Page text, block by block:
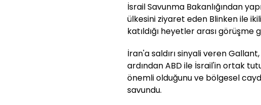
İsrail Savunma Bakanlığından
ülkesini ziyaret eden Blinken ile
katıldığı heyetler arası görüşme
İran'a saldırı sinyali veren
ardından ABD ile İsrail'in ortak
önemli olduğunu ve bölgesel
savundu.